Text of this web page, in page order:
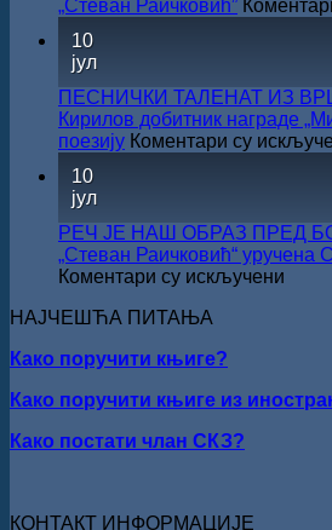
„Стеван Раичковић”
10
јул
ПЕСНИЧКИ ТАЛЕНАТ ИЗ
Кирилов добитник награде
поезију Коментари су
10
јул
РЕЧ ЈЕ НАШ ОБРАЗ ПРЕД
„Стеван Раичковић“ уручена
Коментари су искључени
НАЈЧЕШЋА ПИТАЊА
Како поручити књиге?
Како поручити књиге из
Како постати члан СКЗ?
КОНТАКТ ИНФОРМАЦИЈЕ